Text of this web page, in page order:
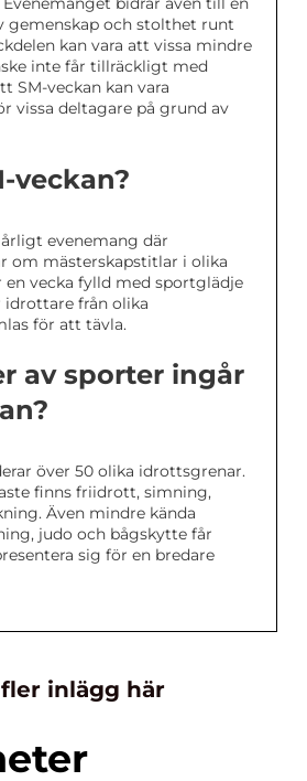
gemenskap och stolthet runt
kan vara att vissa mindre
inte får tillräckligt med
SM-veckan kan vara
vissa deltagare på grund av
veckan?
evenemang där
om mästerskapstitlar i olika
en vecka fylld med sportglädje
idrottare från olika
för att tävla.
av sporter ingår
över 50 olika idrottsgrenar.
finns friidrott, simning,
Även mindre kända
judo och bågskytte får
sig för en bredare
fler inlägg här